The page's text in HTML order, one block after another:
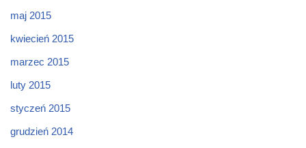
maj 2015
kwiecień 2015
marzec 2015
luty 2015
styczeń 2015
grudzień 2014